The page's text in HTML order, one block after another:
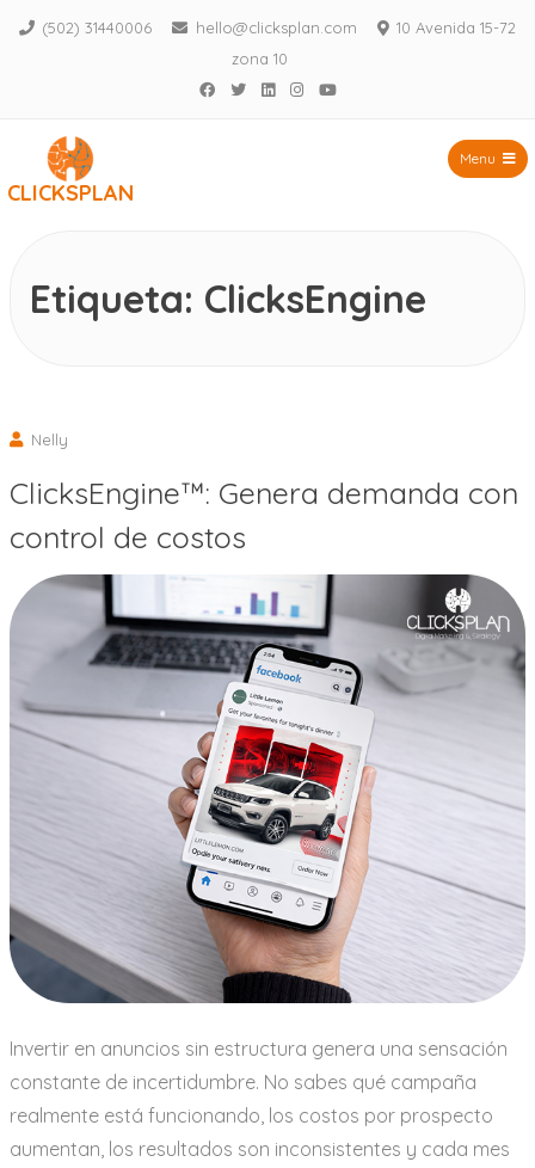
contenido
(502) 31440006 hello@clicksplan.com
10 Avenida 15-72
zona 10
Facebook
TwitterLinkedIn
InstagramYouTube
CLICKSPLAN
Menu
Etiqueta: ClicksEngine
Nelly
ClicksEngine™: Genera demanda con
control de costos
Invertir en anuncios sin estructura genera una sensación
constante de incertidumbre. No sabes qué campaña
realmente está funcionando, los costos por prospecto
aumentan, los resultados son inconsistentes y cada mes